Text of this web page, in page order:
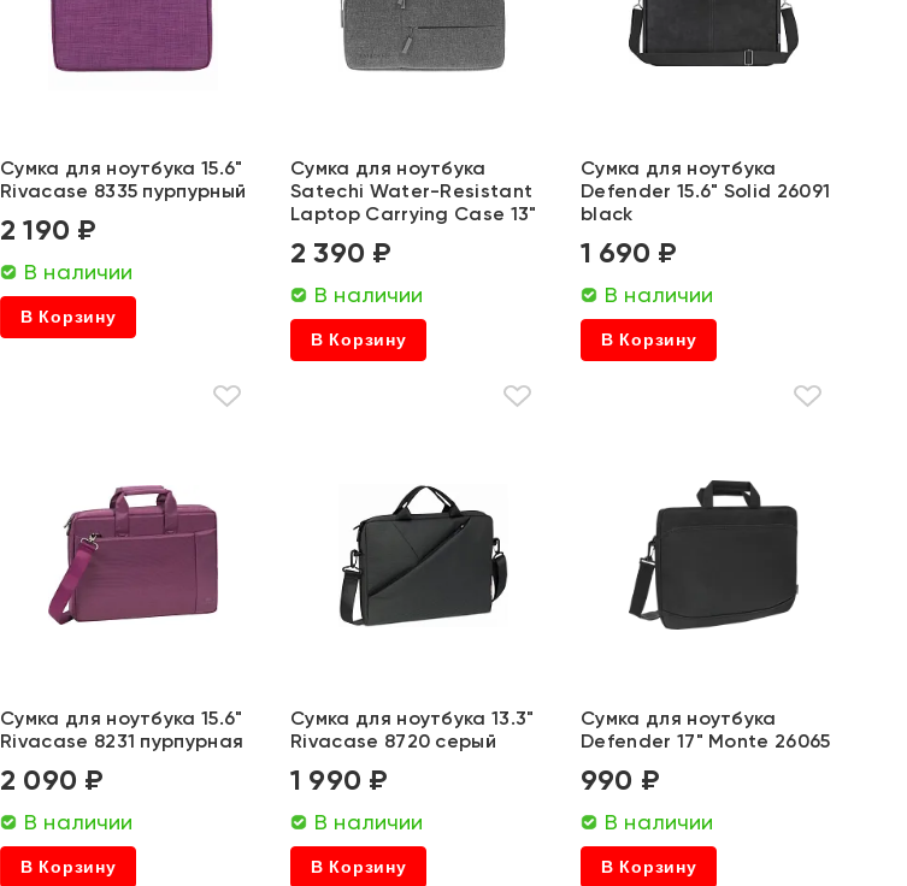
Сумка для ноутбука 15.6"
Rivacase 8335 пурпурный
2 190 ₽
В наличии
В Корзину
Сумка для ноутбука
Satechi Water-Resistant
Laptop Carrying Case 13"
2 390 ₽
В наличии
В Корзину
Сумка для ноутбука
Defender 15.6" Solid 26091
black
1 690 ₽
В наличии
В Корзину
Сумка для ноутбука 15.6"
Rivacase 8231 пурпурная
2 090 ₽
В наличии
В Корзину
Сумка для ноутбука 13.3"
Rivacase 8720 серый
1 990 ₽
В наличии
В Корзину
Сумка для ноутбука
Defender 17" Monte 26065
990 ₽
В наличии
В Корзину